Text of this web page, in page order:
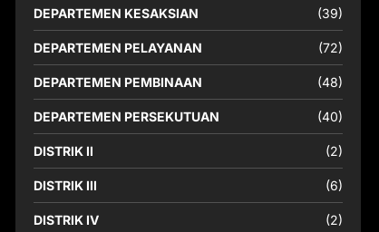
DEPARTEMEN KESAKSIAN (39)
DEPARTEMEN PELAYANAN (72)
DEPARTEMEN PEMBINAAN (48)
DEPARTEMEN PERSEKUTUAN (40)
DISTRIK II (2)
DISTRIK III (6)
DISTRIK IV (2)